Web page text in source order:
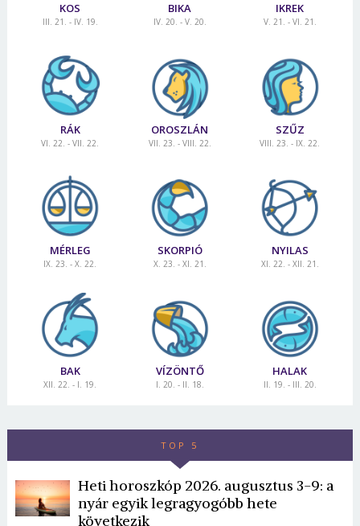
KOS
III. 21. - IV. 19.
BIKA
IV. 20. - V. 20.
IKREK
V. 21. - VI. 21.
RÁK
VI. 22. - VII. 22.
OROSZLÁN
VII. 23. - VIII. 22.
SZŰZ
VIII. 23. - IX. 22.
MÉRLEG
IX. 23. - X. 22.
SKORPIÓ
X. 23. - XI. 21.
NYILAS
XI. 22. - XII. 21.
BAK
XII. 22. - I. 19.
VÍZÖNTŐ
I. 20. - II. 18.
HALAK
II. 19. - III. 20.
TOP 5
Heti horoszkóp 2026. augusztus 3-9: a
nyár egyik legragyogóbb hete
következik